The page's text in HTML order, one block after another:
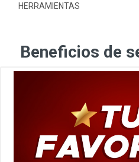
HERRAMIENTAS
Beneficios de